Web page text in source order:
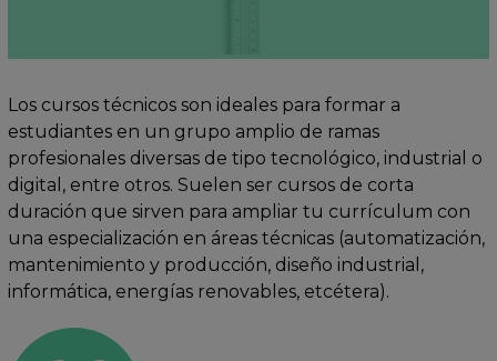
Los cursos técnicos son ideales para formar a
estudiantes en un grupo amplio de ramas
profesionales diversas de tipo tecnológico, industrial o
digital, entre otros. Suelen ser cursos de corta
duración que sirven para ampliar tu currículum con
una especialización en áreas técnicas (automatización,
mantenimiento y producción, diseño industrial,
informática, energías renovables, etcétera).